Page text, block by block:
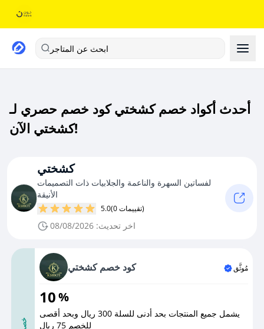
ابحث عن المتاجر
أحدث أكواد خصم كشختي كود خصم حصري لـ
كشختي الآن!
كشختي
لفساتين السهرة والناعمة والجلابيات ذات التصميمات
الأنيقة
5.0 (0 تقييمات)
اخر تحديث: 08/08/2026
خصم
كود خصم كشختي مُوثَّق
10%
يشمل جميع المنتجات بحد أدنى للسلة 300 ريال وبحد أقصى
للخصم 75 ريال